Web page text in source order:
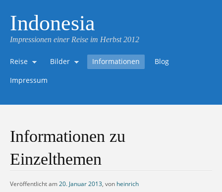
Indonesia
Impressionen einer Reise im Herbst 2012
Reise Bilder Informationen
Blog
Impressum
Informationen zu
Einzelthemen
Veröffentlicht am20. Januar 2013, von heinrich